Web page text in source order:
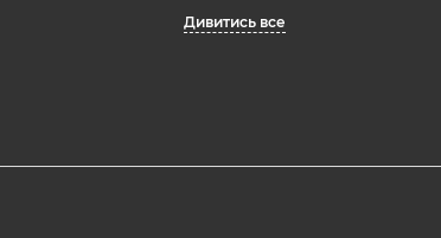
Дивитись все